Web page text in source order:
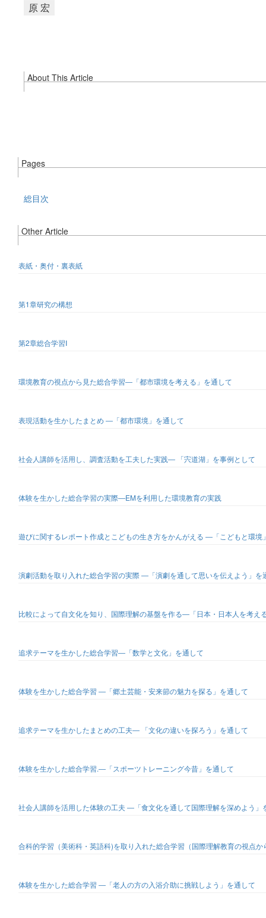
原 宏
About This Article
Pages
総目次
Other Article
表紙・奥付・裏表紙
第1章研究の構想
第2章総合学習Ⅰ
環境教育の視点から見た総合学習―「都市環境を考える」を通して
表現活動を生かしたまとめ ―「都市環境」を通して
社会人講師を活用し、調査活動を工夫した実践― 「宍道湖」を事例として
体験を生かした総合学習の実際―EMを利用した環境教育の実践
遊びに関するレポート作成とこどもの生き方をかんがえる ―「こどもと環境
演劇活動を取り入れた総合学習の実際 ―「演劇を通して思いを伝えよう」を
比較によって自文化を知り、国際理解の基盤を作る―「日本・日本人を考え
追求テーマを生かした総合学習―「数学と文化」を通して
体験を生かした総合学習 ―「郷土芸能・安来節の魅力を探る」を通して
追求テーマを生かしたまとめの工夫― 「文化の違いを探ろう」を通して
体験を生かした総合学習.―「スポーツトレーニング今昔」を通して
社会人講師を活用した体験の工夫 ―「食文化を通して国際理解を深めよう」
合科的学習（美術科・英語科)を取り入れた総合学習（国際理解教育の視点
体験を生かした総合学習 ―「老人の方の入浴介助に挑戦しよう」を通して